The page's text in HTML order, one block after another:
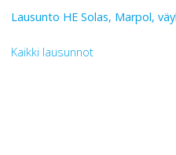
Lausunto HE Solas, Marpol,
Kaikki lausunnot